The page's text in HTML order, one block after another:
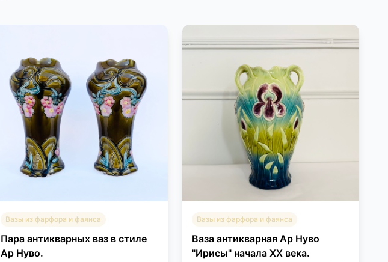
Вазы из фарфора и фаянса
Пара антикварных ваз в стиле
Ар Нуво.
Вазы из фарфора и фаянса
Ваза антикварная Ар Нуво
"Ирисы" начала XX века.